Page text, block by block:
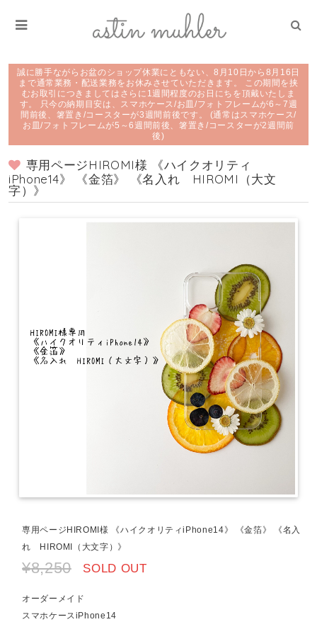
誠に勝手ながらお盆のショップ休業にともない、8月10日から8月16日
まで通常業務・配送業務をお休みさせていただきます。 この期間を挟
むお取引につきましてはさらに1週間程度のお日にちを頂戴いたしま
す。 只今の納期目安は、スマホケース/お皿/フォトフレームが6～7週
間前後、箸置き/コースターが3週間前後です。 (通常はスマホケース/
お皿/フォトフレームが5～6週間前後、箸置き/コースターが2週間前
後)
専用ページHIROMI様 《ハイクオリティ
iPhone14》 《金箔》 《名入れ HIROMI（大文
字）》
専用ページHIROMI様 《ハイクオリティiPhone14》 《金箔》 《名入
れ HIROMI（大文字）》
¥8,250 SOLD OUT
オーダーメイド
スマホケースiPhone14